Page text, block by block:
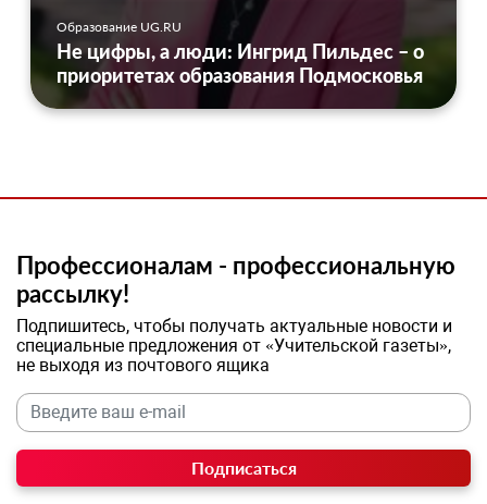
Образование UG.RU
Не цифры, а люди: Ингрид Пильдес – о
приоритетах образования Подмосковья
Профессионалам - профессиональную
рассылку!
Подпишитесь, чтобы получать актуальные новости и
специальные предложения от «Учительской газеты»,
не выходя из почтового ящика
Подписаться